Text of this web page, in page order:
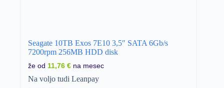
Seagate 10TB Exos 7E10 3,5″ SATA 6Gb/s
7200rpm 256MB HDD disk
že od 11,76 € na mesec
Na voljo tudi Leanpay